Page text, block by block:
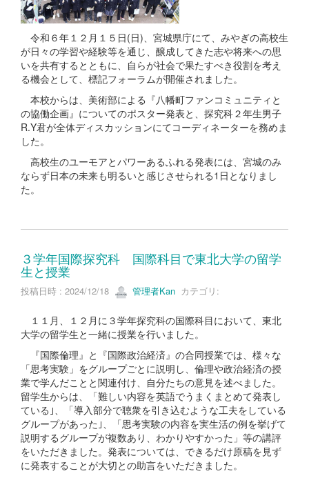
令和６年１２月１５日(日)、宮城県庁にて、みやぎの高校生
が日々の学習や経験等を通じ、醸成してきた志や将来への思
いを共有するとともに、自らが社会で果たすべき役割を考え
る機会として、標記フォーラムが開催されました。
本校からは、美術部による『八幡町ファンコミュニティと
の協働企画』についてのポスター発表と、探究科２年生男子
R.Y君が全体ディスカッションにてコーディネーターを務めま
した。
高校生のユーモアとパワーあるふれる発表には、宮城のみ
ならず日本の未来も明るいと感じさせられる1日となりまし
た。
３学年国際探究科 国際科目で東北大学の留学
生と授業
投稿日時 : 2024/12/18 管理者Kan カテゴリ:
１１月、１２月に３学年探究科の国際科目において、東北
大学の留学生と一緒に授業を行いました。
『国際倫理』と『国際政治経済』の合同授業では、様々な
「思考実験」をグループごとに説明し、倫理や政治経済の授
業で学んだことと関連付け、自分たちの意見を述べました。
留学生からは、「難しい内容を英語でうまくまとめて発表し
ている｣、「導入部分で聴衆を引き込むような工夫をしている
グループがあった｣、「思考実験の内容を実生活の例を挙げて
説明するグループが複数あり、わかりやすかった」等の講評
をいただきました。発表については、できるだけ原稿を見ず
に発表することが大切との助言をいただきました。